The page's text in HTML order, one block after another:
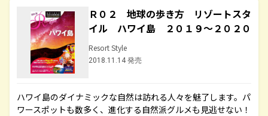
Ｒ０２ 地球の歩き方 リゾートスタ
イル ハワイ島 ２０１９～２０２０
Resort Style
2018.11.14 発売
ハワイ島のダイナミックな自然は訪れる人々を魅了します。パ
ワースポットも数多く、進化する自然派グルメも見逃せない！